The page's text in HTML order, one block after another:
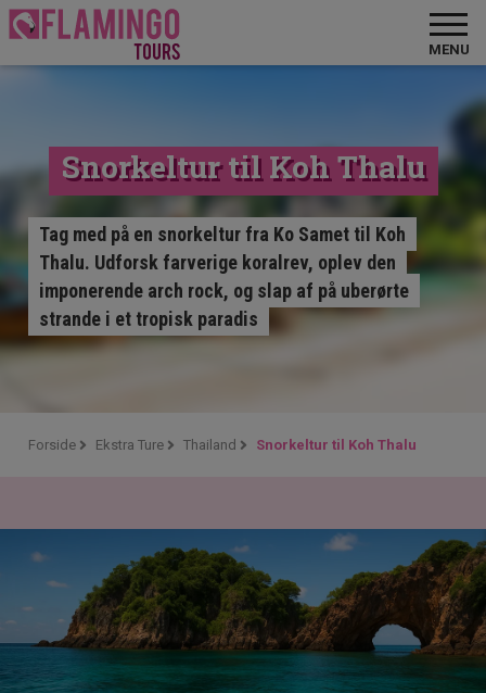
MENU
Snorkeltur til Koh Thalu
Tag med på en snorkeltur fra Ko Samet til Koh
Thalu. Udforsk farverige koralrev, oplev den
imponerende arch rock, og slap af på uberørte
strande i et tropisk paradis
Forside Ekstra Ture Thailand Snorkeltur til Koh Thalu